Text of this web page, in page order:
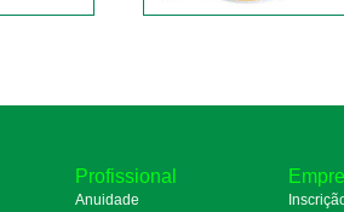
Profissional
Anuidade